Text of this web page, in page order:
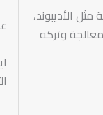
الأديبوند،
وتركه